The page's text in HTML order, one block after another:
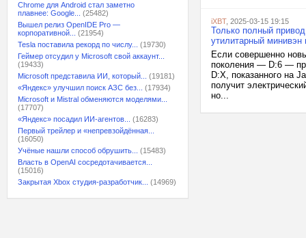
Chrome для Android стал заметно
плавнее: Google...
(25482)
Вышел релиз OpenIDE Pro —
корпоративной...
(21954)
Tesla поставила рекорд по числу...
(19730)
Геймер отсудил у Microsoft свой аккаунт...
(19433)
Microsoft представила ИИ, который...
(19181)
«Яндекс» улучшил поиск АЗС без...
(17934)
Microsoft и Mistral обменяются моделями...
(17707)
«Яндекс» посадил ИИ-агентов...
(16283)
Первый трейлер и «непревзойдённая...
(16050)
Учёные нашли способ обрушить...
(15483)
Власть в OpenAI сосредотачивается...
(15016)
Закрытая Xbox студия-разработчик...
(14969)
iXBT, 2025-03-15 19:15
Только полный
утилитарный
Если совершенно
поколения — D:6 —
D:X, показанного на
получит
но...